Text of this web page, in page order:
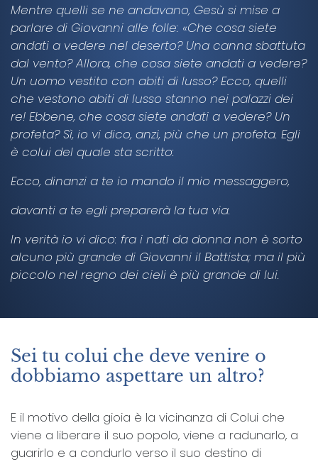
Mentre quelli se ne andavano, Gesù si mise a
parlare di Giovanni alle folle: «Che cosa siete
andati a vedere nel deserto? Una canna sbattuta
dal vento? Allora, che cosa siete andati a vedere?
Un uomo vestito con abiti di lusso? Ecco, quelli
che vestono abiti di lusso stanno nei palazzi dei
re! Ebbene, che cosa siete andati a vedere? Un
profeta? Sì, io vi dico, anzi, più che un profeta. Egli
è colui del quale sta scritto:
Ecco, dinanzi a te io mando il mio messaggero,
davanti a te egli preparerà la tua via.
In verità io vi dico: fra i nati da donna non è sorto
alcuno più grande di Giovanni il Battista; ma il più
piccolo nel regno dei cieli è più grande di lui.
Sei tu colui che deve venire o
dobbiamo aspettare un altro?
E il motivo della gioia è la vicinanza di Colui che
viene a liberare il suo popolo, viene a radunarlo, a
guarirlo e a condurlo verso il suo destino di